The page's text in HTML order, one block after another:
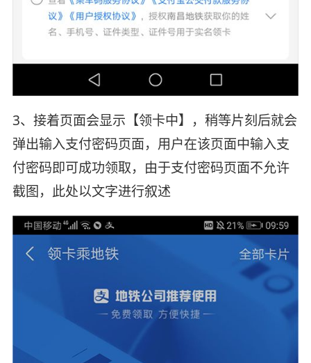
3、接着页面会显示【领卡中】，稍等片刻后就会
弹出输入支付密码页面，用户在该页面中输入支
付密码即可成功领取，由于支付密码页面不允许
截图，此处以文字进行叙述